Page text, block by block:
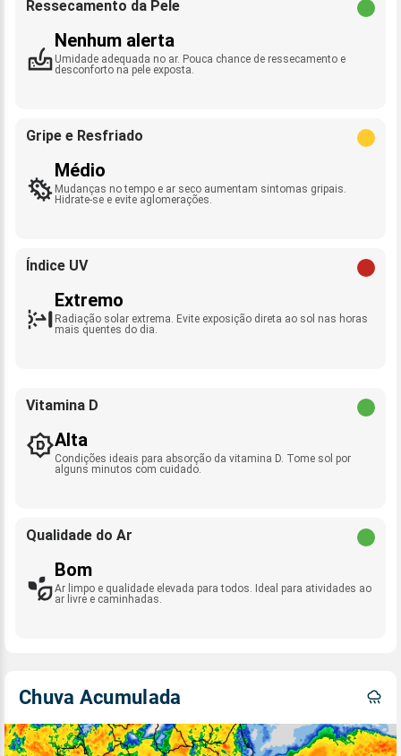
Ressecamento da Pele
Nenhum alerta
Umidade adequada no ar. Pouca chance de ressecamento e
desconforto na pele exposta.
Gripe e Resfriado
Médio
Mudanças no tempo e ar seco aumentam sintomas gripais.
Hidrate-se e evite aglomerações.
Índice UV
Extremo
Radiação solar extrema. Evite exposição direta ao sol nas horas
mais quentes do dia.
Vitamina D
Alta
Condições ideais para absorção da vitamina D. Tome sol por
alguns minutos com cuidado.
Qualidade do Ar
Bom
Ar limpo e qualidade elevada para todos. Ideal para atividades ao
ar livre e caminhadas.
Chuva Acumulada